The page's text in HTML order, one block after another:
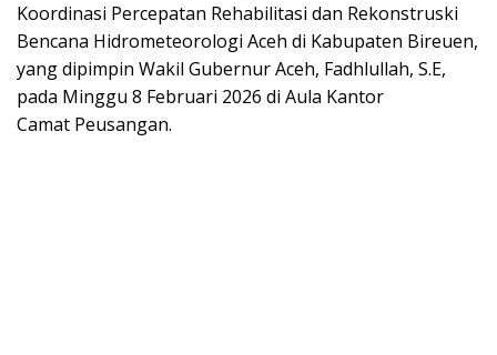
Koordinasi Percepatan Rehabilitasi dan Rekonstruski
Bencana Hidrometeorologi Aceh di Kabupaten Bireuen,
yang dipimpin Wakil Gubernur Aceh, Fadhlullah, S.E,
pada Minggu 8 Februari 2026 di Aula Kantor
Camat Peusangan.